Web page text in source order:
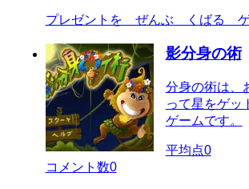
プレゼントを ぜんぶ くばる ゲ
影分身の術
分身の術は、
って星をゲッ
ゲームです。
平均点0
コメント数0